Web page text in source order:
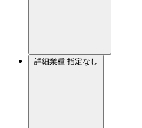
詳細業種 指定なし